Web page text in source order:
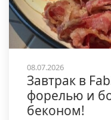
08.07.2026
Завтрак в
форелью и
беконом!